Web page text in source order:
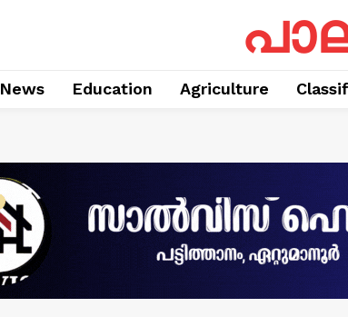
News Education Agriculture